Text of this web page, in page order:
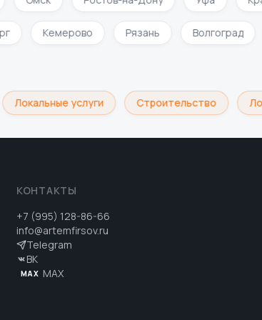
Кемерово Рязань Волгоград
Локальные услуги Строительство
КОНТАКТЫ
+7 (995) 128-86-66
info@artemfirsov.ru
Telegram
ВК
MAX MAX